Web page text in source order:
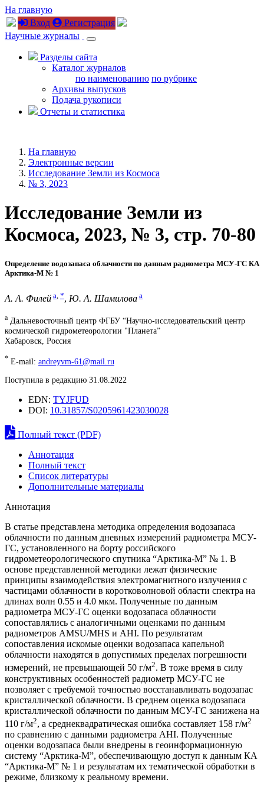
На главную
Вход
Регистрация
Научные журналы
Разделы сайта
Каталог журналов
по наименованию по рубрике
Архивы выпусков
Подача рукописи
Отчеты и статистика
На главную
Электронные версии
Исследование Земли из Космоса
№ 3, 2023
Исследование Земли из
Космоса, 2023, № 3, стр. 70-80
Определение водозапаса облачности по данным радиометра МСУ-ГС КА
Арктика-М № 1
А. А. Филей a *, Ю. А. Шамилова a
a Дальневосточный центр ФГБУ “Научно-исследовательский центр
космической гидрометеорологии "Планета”
Хабаровск, Россия
* E-mail: andreyvm-61@mail.ru
Поступила в редакцию 31.08.2022
EDN: TYJFUD
DOI: 10.31857/S0205961423030028
Полный текст (PDF)
Аннотация
Полный текст
Список литературы
Дополнительные материалы
Аннотация
В статье представлена методика определения водозапаса
облачности по данным дневных измерений радиометра МСУ-
ГС, установленного на борту российского
гидрометеорологического спутника “Арктика-М” № 1. В
основе представленной методики лежат физические
принципы взаимодействия электромагнитного излучения с
частицами облачности в коротковолновой области спектра на
длинах волн 0.55 и 4.0 мкм. Полученные по данным
радиометра МСУ-ГС оценки водозапаса облачности
сопоставлялись с аналогичными оценками по данным
радиометров AMSU/MHS и AHI. По результатам
сопоставления искомые оценки водозапаса капельной
облачности находятся в допустимых пределах погрешности
измерений, не превышающей 50 г/м2. В тоже время в силу
конструктивных особенностей радиометр МСУ-ГС не
позволяет с требуемой точностью восстанавливать водозапас
кристаллической облачности. В среднем оценка водозапаса
кристаллической облачности по данным МСУ-ГС занижена на
110 г/м2, а среднеквадратическая ошибка составляет 158 г/м2
по сравнению с данными радиометра AHI. Полученные
оценки водозапаса были внедрены в геоинформационную
систему “Арктика-М”, обеспечивающую доступ к данным КА
“Арктика-М” № 1 и результатам их тематической обработки в
режиме, близкому к реальному времени.